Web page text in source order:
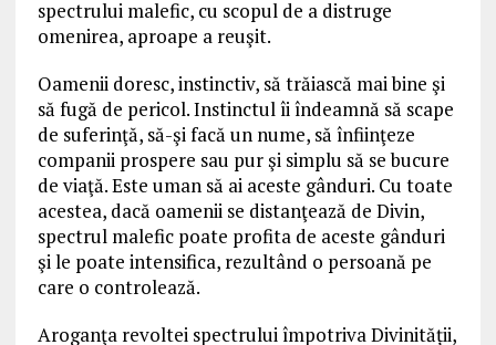
spectrului malefic, cu scopul de a distruge
omenirea, aproape a reuşit.
Oamenii doresc, instinctiv, să trăiască mai bine şi
să fugă de pericol. Instinctul îi îndeamnă să scape
de suferinţă, să-şi facă un nume, să înfiinţeze
companii prospere sau pur şi simplu să se bucure
de viaţă. Este uman să ai aceste gânduri. Cu toate
acestea, dacă oamenii se distanţează de Divin,
spectrul malefic poate profita de aceste gânduri
şi le poate intensifica, rezultând o persoană pe
care o controlează.
Aroganţa revoltei spectrului împotriva Divinității,